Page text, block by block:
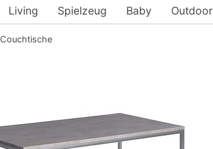
Living Spielzeug Baby Outdoor
Couchtische